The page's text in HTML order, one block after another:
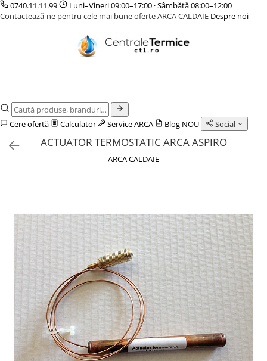
CENTRALE TERMICE
GAZ CONDENSATIE
CAZANE COMBUSTIBIL SOLID
CAZANE LEMNE CU GAZEIFICARE
ACCESORII PENTRU MONTAJ
POMPE DE CALDURA
POMPE DE CALDURA AER-APA
TERMOSTATE DE AMBIENT - AUTOMATIZARI
ELEMENTE SMART
CU FIR
PARDOSEALA
INCALZIRE IN PARDOSEALA
ACCESORII
IZOLATIE
0740.11.11.99
Luni–Vineri 09:00–17:00 · Sâmbătă 08:00–12:00
Contactează-ne pentru cele mai bune oferte ARCA CALDAIE Despre noi
Cere ofertă Calculator Service ARCA Blog NOU Social
ACTUATOR TERMOSTATIC ARCA ASPIRO
ARCA CALDAIE